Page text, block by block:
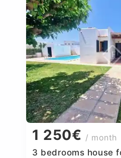
1 250€ / month
3 bedrooms house